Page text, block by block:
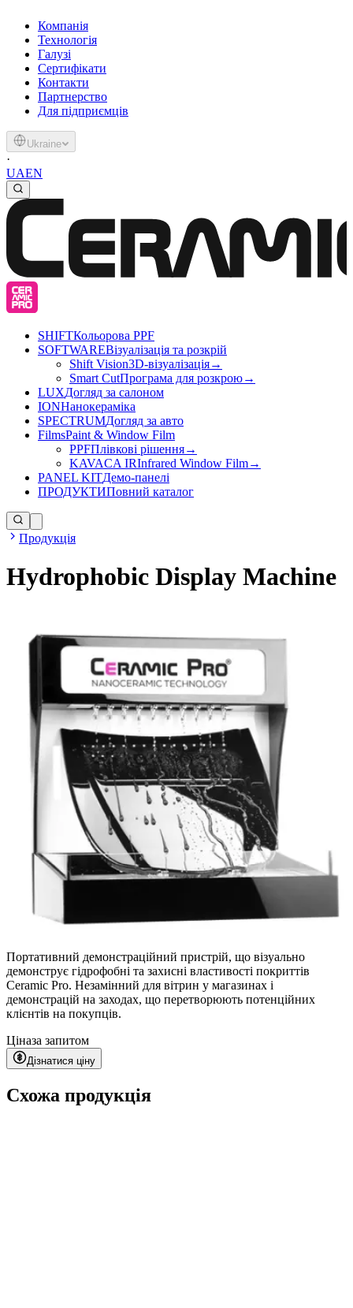
Компанія
Технологія
Галузі
Сертифікати
Контакти
Партнерство
Для підприємців
Ukraine
·
UAEN
SHIFTКольорова PPF
SOFTWAREВізуалізація та розкрій
Shift Vision3D-візуалізація→
Smart CutПрограма для розкрою→
LUXДогляд за салоном
IONНанокераміка
SPECTRUMДогляд за авто
FilmsPaint & Window Film
PPFПлівкові рішення→
KAVACA IRInfrared Window Film→
PANEL KITДемо-панелі
ПРОДУКТИПовний каталог
Продукція
Hydrophobic Display Machine
Портативний демонстраційний пристрій, що візуально
демонструє гідрофобні та захисні властивості покриттів
Ceramic Pro. Незамінний для вітрин у магазинах і
демонстрацій на заходах, що перетворюють потенційних
клієнтів на покупців.
Ціназа запитом
Дізнатися ціну
Схожа продукція